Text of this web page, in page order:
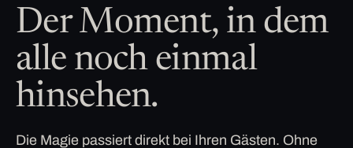
Der Moment, in dem
alle noch einmal
hinsehen.
Die Magie passiert direkt bei Ihren Gästen. Ohne